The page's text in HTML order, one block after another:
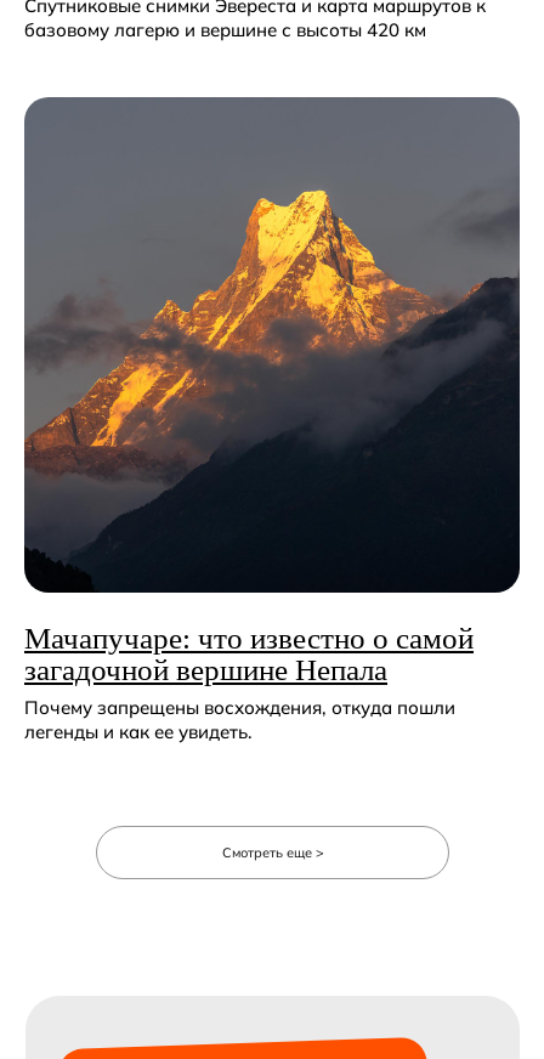
Спутниковые снимки Эвереста и карта маршрутов к
базовому лагерю и вершине с высоты 420 км
Мачапучаре: что известно о самой
загадочной вершине Непала
Почему запрещены восхождения, откуда пошли
легенды и как ее увидеть.
Смотреть еще >